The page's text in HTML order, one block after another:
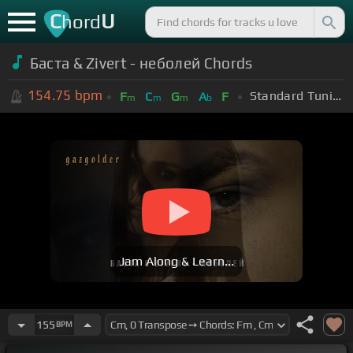
ChordU
Баста & Zivert - неболей Chords
154.75 bpm Fm Cm Gm Ab F Standard Tuning (EADGBE)
Jam Along & Learn...
155 BPM